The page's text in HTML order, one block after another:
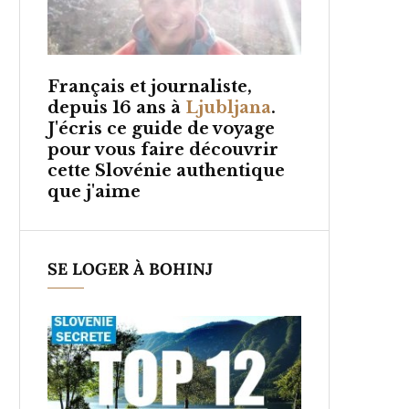
Français et journaliste,
depuis 16 ans à Ljubljana.
J'écris ce guide de voyage
pour vous faire découvrir
cette Slovénie authentique
que j'aime
SE LOGER À BOHINJ